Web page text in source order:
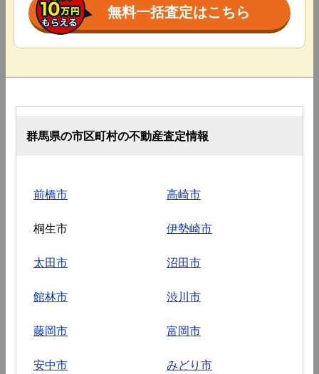
無料一括査定はこちら
群馬県の市区町村の不動産査定情報
前橋市 高崎市
桐生市 伊勢崎市
太田市 沼田市
館林市 渋川市
藤岡市 富岡市
安中市 みどり市